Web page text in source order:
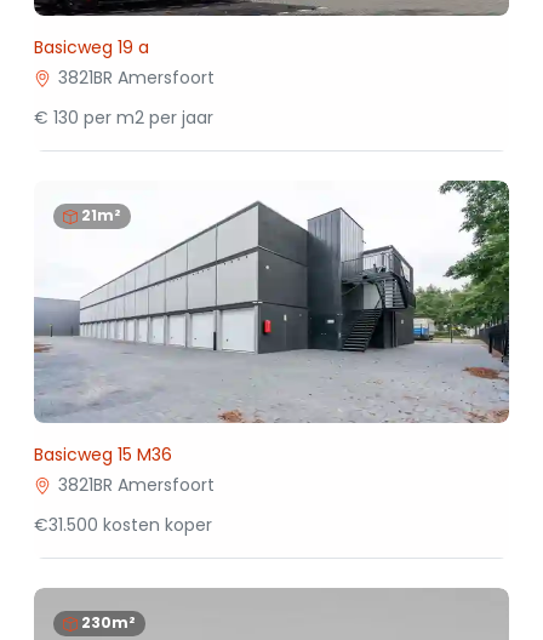
Basicweg 19 a
3821BR Amersfoort
€ 130 per m2 per jaar
21m²
Basicweg 15 M36
3821BR Amersfoort
€31.500 kosten koper
230m²